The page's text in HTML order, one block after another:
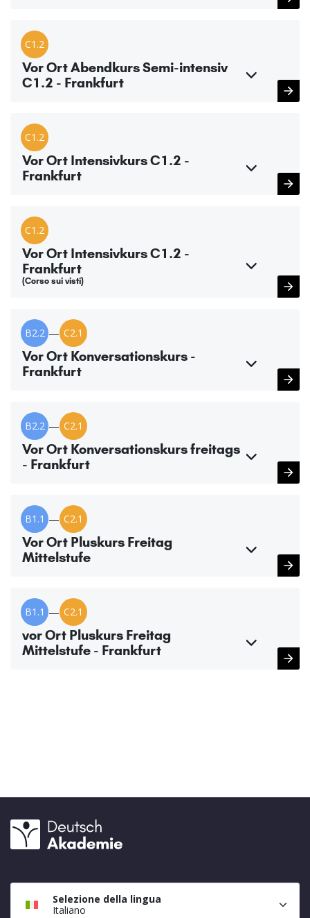
C1.2
Vor Ort Abendkurs Semi-intensiv
C1.2 - Frankfurt
C1.2
Vor Ort Intensivkurs C1.2 -
Frankfurt
C1.2
Vor Ort Intensivkurs C1.2 -
Frankfurt
(Corso sui visti)
B2.2 — C2.1
Vor Ort Konversationskurs -
Frankfurt
B2.2 — C2.1
Vor Ort Konversationskurs freitags
- Frankfurt
B1.1 — C2.1
Vor Ort Pluskurs Freitag
Mittelstufe
B1.1 — C2.1
vor Ort Pluskurs Freitag
Mittelstufe - Frankfurt
Selezione della lingua
Italiano